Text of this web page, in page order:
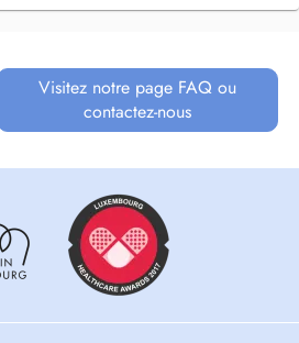
Visitez notre page FAQ ou
contactez-nous